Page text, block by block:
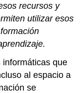
recursos y
utilizar esos
informáticas que
al espacio a
se